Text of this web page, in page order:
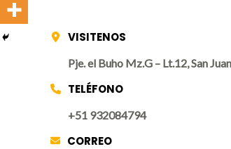
VISITENOS
Pje. el Buho Mz.G – Lt.12, San
TELÉFONO
+51 932084794
CORREO